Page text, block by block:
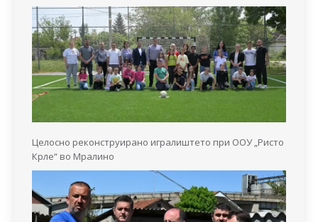
Целосно реконструирано игралиштето при ООУ „Ристо
Крле“ во Мралино